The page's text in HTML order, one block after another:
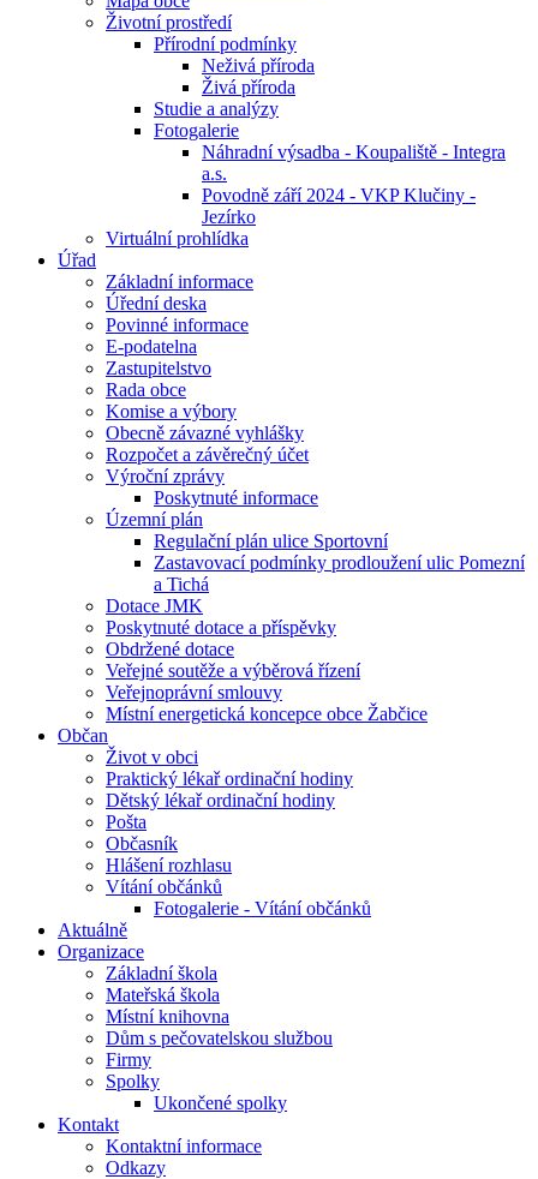
Životní prostředí
Přírodní podmínky
Neživá příroda
Živá příroda
Studie a analýzy
Fotogalerie
Náhradní výsadba - Koupaliště - Integra
a.s.
Povodně září 2024 - VKP Klučiny -
Jezírko
Virtuální prohlídka
Úřad
Základní informace
Úřední deska
Povinné informace
E-podatelna
Zastupitelstvo
Rada obce
Komise a výbory
Obecně závazné vyhlášky
Rozpočet a závěrečný účet
Výroční zprávy
Poskytnuté informace
Územní plán
Regulační plán ulice Sportovní
Zastavovací podmínky prodloužení ulic Pomezní
a Tichá
Dotace JMK
Poskytnuté dotace a příspěvky
Obdržené dotace
Veřejné soutěže a výběrová řízení
Veřejnoprávní smlouvy
Místní energetická koncepce obce Žabčice
Občan
Život v obci
Praktický lékař ordinační hodiny
Dětský lékař ordinační hodiny
Pošta
Občasník
Hlášení rozhlasu
Vítání občánků
Fotogalerie - Vítání občánků
Aktuálně
Organizace
Základní škola
Mateřská škola
Místní knihovna
Dům s pečovatelskou službou
Firmy
Spolky
Ukončené spolky
Kontakt
Kontaktní informace
Odkazy